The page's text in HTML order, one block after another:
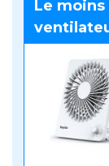
Le moins